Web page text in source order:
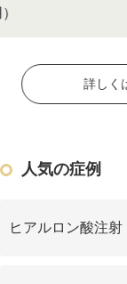
オンラインショ
LINE予約
人気の症例
ヒアルロン酸注射